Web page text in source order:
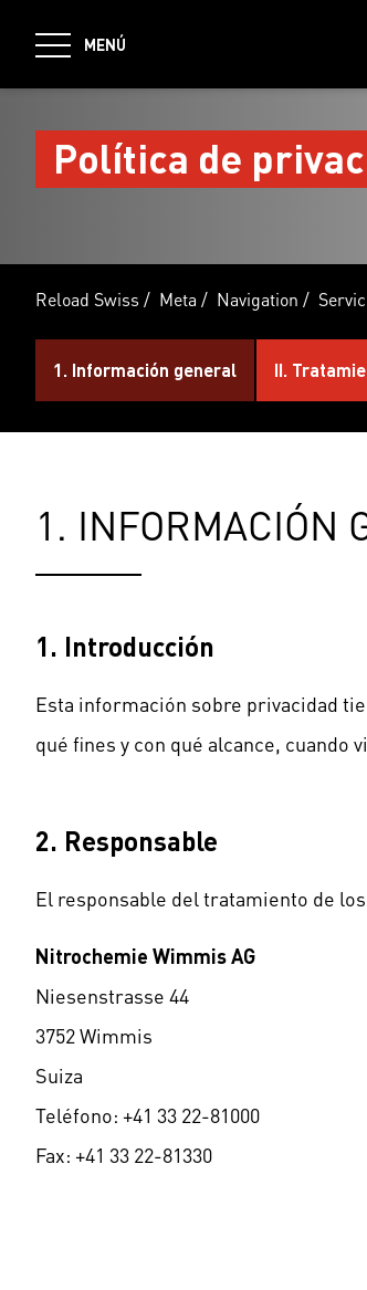
MENÚ
Política de
Reload Swiss / Meta / Navigation /
1. Información general II.
1. INFORMACIÓN
1. Introducción
Esta información sobre privacidad
qué fines y con qué alcance,
2. Responsable
El responsable del tratamiento de
Nitrochemie Wimmis AG
Niesenstrasse 44
3752 Wimmis
Suiza
Teléfono: +41 33 22-81000
Fax: +41 33 22-81330